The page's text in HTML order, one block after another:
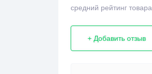
средний рейтинг товара
+ Добавить отзыв